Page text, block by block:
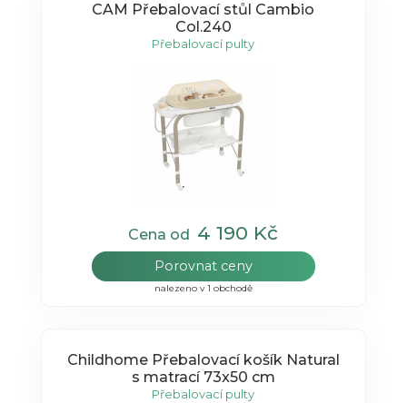
CAM Přebalovací stůl Cambio
Col.240
Přebalovací pulty
Cena od 4 190 Kč
Porovnat ceny
nalezeno v 1 obchodě
Childhome Přebalovací košík Natural
s matrací 73x50 cm
Přebalovací pulty